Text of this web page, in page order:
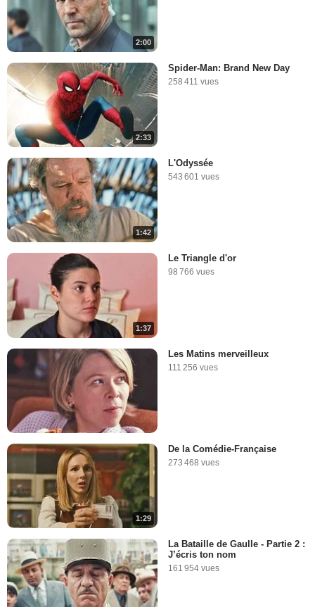
2:00
2:33
Spider-Man: Brand New Day
258 411 vues
1:42
L'Odyssée
543 601 vues
1:37
Le Triangle d'or
98 766 vues
Les Matins merveilleux
111 256 vues
1:29
De la Comédie-Française
273 468 vues
La Bataille de Gaulle - Partie 2 :
J’écris ton nom
161 954 vues